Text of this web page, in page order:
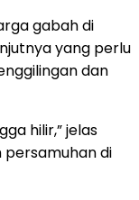
gabah di
yang perlu
dan
hilir,” jelas
persamuhan di